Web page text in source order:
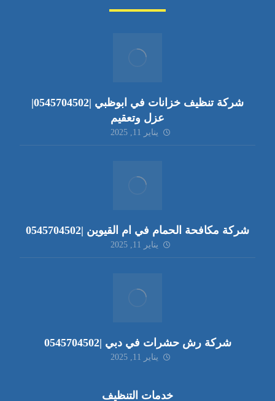
شركة تنظيف خزانات في ابوظبي |0545704502|
عزل وتعقيم
يناير 11, 2025
شركة مكافحة الحمام في ام القيوين |0545704502
يناير 11, 2025
شركة رش حشرات في دبي |0545704502
يناير 11, 2025
خدمات التنظيف